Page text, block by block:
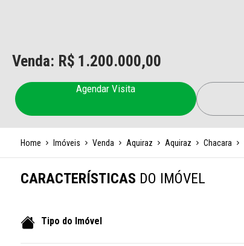
Venda: R$ 1.200.000,00
Agendar Visita
Home Imóveis Venda Aquiraz Aquiraz Chacara
CARACTERÍSTICAS DO IMÓVEL
Tipo do Imóvel